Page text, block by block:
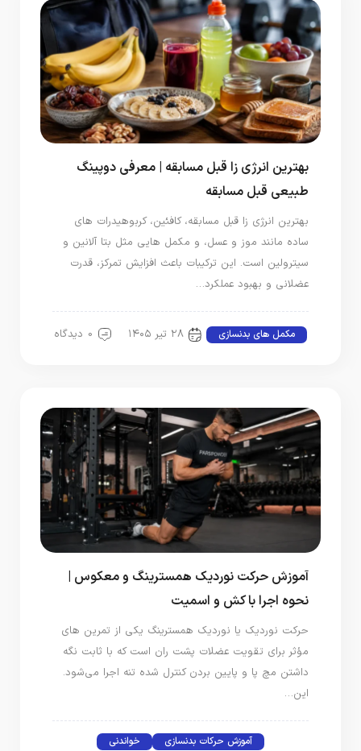
بهترین انرژی زا قبل مسابقه | معرفی دوپینگ
طبیعی قبل مسابقه
بهترین انرژی زا قبل مسابقه، کافئین، کربوهیدرات‌ های
ساده مانند موز و عسل، و مکمل‌ هایی مثل بتا آلانین و
سیترولین است. این ترکیبات باعث افزایش تمرکز، قدرت
عضلانی و بهبود عملکرد…
مکمل های بدنسازی ۲۸ تیر ۱۴۰۵ 0 دیدگاه
آموزش حرکت نوردیک همسترینگ و معکوس |
نحوه اجرا با کش و اسمیت
حرکت نوردیک یا نوردیک همسترینگ یکی از تمرین‌ های
مؤثر برای تقویت عضلات پشت ران است که با ثابت نگه‌
داشتن مچ پا و پایین‌ بردن کنترل‌ شده تنه اجرا می‌شود.
این…
آموزش حرکات بدنسازی خواندنی